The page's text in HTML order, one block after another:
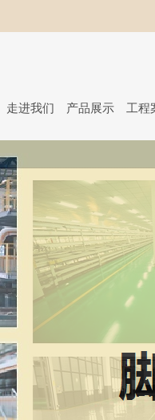
走进我们 产品展示 工程